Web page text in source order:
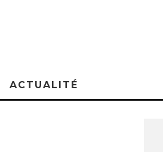
ACTUALITÉ